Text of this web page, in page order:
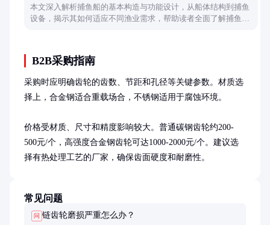
本文深入解析捕鱼船的基本构造与功能设计，从船体结构到捕鱼
设备，揭示其如何适应不同渔业需求，帮助读者全面了解捕鱼船
B2B采购指南
采购时应明确齿轮的齿数、节距和孔径等关键参数。材质选
择上，合金钢适合重载场合，不锈钢适用于腐蚀环境。
价格受材质、尺寸和精度影响较大。普通碳钢齿轮约200-
500元/个，高强度合金钢齿轮可达1000-2000元/个。建议选
择有热处理工艺的厂家，确保齿面硬度和耐磨性。
常见问题
问 链齿轮磨损严重怎么办？